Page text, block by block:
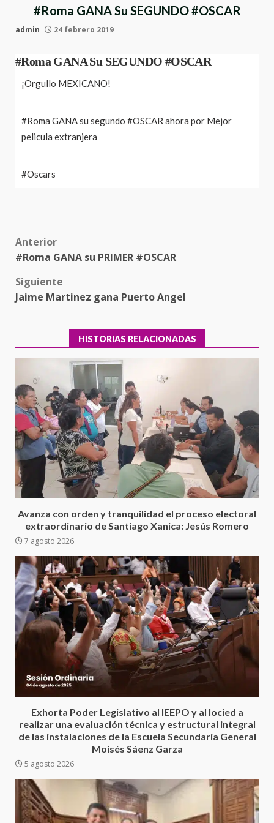
#Roma GANA Su SEGUNDO #OSCAR
admin 24 febrero 2019
#Roma GANA Su SEGUNDO #OSCAR
¡Orgullo MEXICANO!
#Roma GANA su segundo #OSCAR ahora por Mejor
pelicula extranjera
#Oscars
Post
navigation
Anterior
#Roma GANA su PRIMER #OSCAR
Siguiente
Jaime Martinez gana Puerto Angel
HISTORIAS RELACIONADAS
Avanza con orden y tranquilidad el proceso electoral
extraordinario de Santiago Xanica: Jesús Romero
7 agosto 2026
Exhorta Poder Legislativo al IEEPO y al Iocied a
realizar una evaluación técnica y estructural integral
de las instalaciones de la Escuela Secundaria General
Moisés Sáenz Garza
5 agosto 2026
3
Ciudad Salud: justicia social para
5 agosto 2026
4
Encuentro de Ariadna Montiel
con el Gobernador Salomón Jara
Cruz reafirma la consolidación
de la transformación en
territorio oaxaqueño
30 julio 2026
5
Secretaría de Gobierno refuerza
presencia institucional en San
Juan Mazatlán
20 julio 2026
6
Sanciona Municipio de Oaxaca
de Juárez caso de maltrato
animal tras denuncia ciudadana
Detienen a Ernesto Ruffo en Baja
California; FGR lo investiga por
presuntos delitos de